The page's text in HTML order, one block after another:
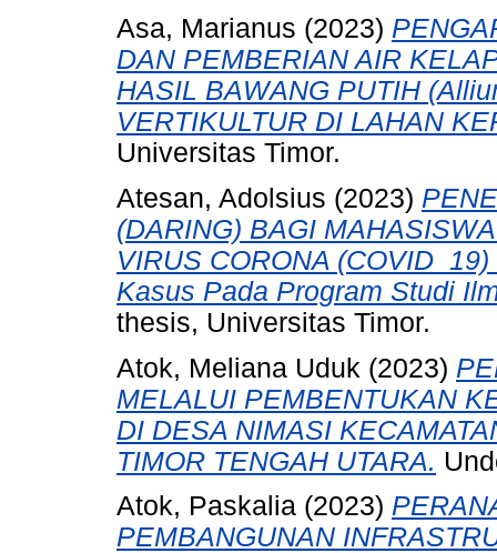
Asa, Marianus (2023)
DAN PEMBERIAN AIR
HASIL BAWANG PUTIH
VERTIKULTUR DI LAHAN
Universitas Timor.
Atesan, Adolsius (2023)
(DARING) BAGI
VIRUS CORONA
Kasus Pada Program Studi
thesis, Universitas Timor.
Atok, Meliana Uduk (2023)
MELALUI PEMBENTUKAN
DI DESA NIMASI
TIMOR TENGAH UTARA.
Atok, Paskalia (2023)
PEMBANGUNAN